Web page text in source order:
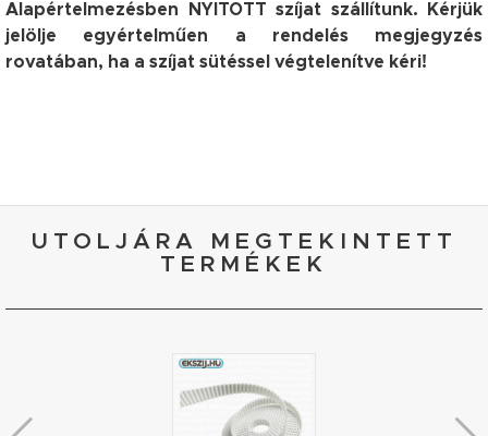
Alapértelmezésben NYITOTT szíjat szállítunk. Kérjük
jelölje egyértelműen a rendelés megjegyzés
rovatában, ha a szíjat sütéssel végtelenítve kéri!
UTOLJÁRA MEGTEKINTETT
TERMÉKEK